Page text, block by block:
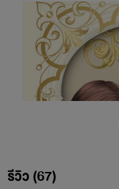
รีวิว (67)